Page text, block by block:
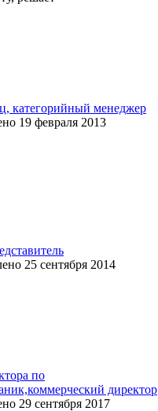
категорийный менеджер
19 февраля 2013
25 сентября 2014
по
директор
29 сентября 2017